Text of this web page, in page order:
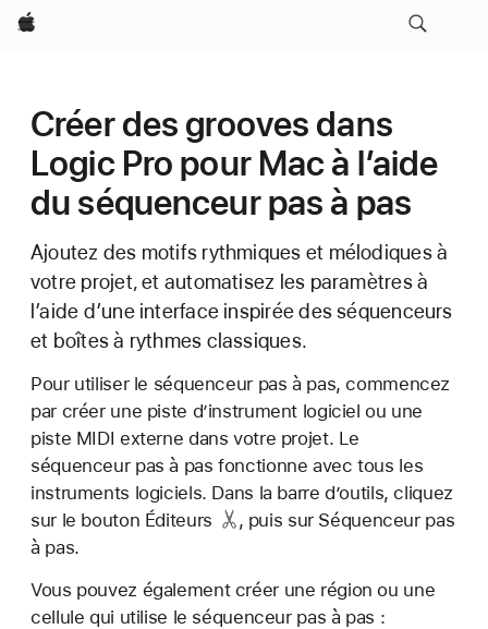
Apple
Créer des grooves dans
Logic Pro pour Mac à l’aide
du séquenceur pas à pas
Ajoutez des motifs rythmiques et mélodiques à
votre projet, et automatisez les paramètres à
l’aide d’une interface inspirée des séquenceurs
et boîtes à rythmes classiques.
Pour utiliser le séquenceur pas à pas, commencez
par créer une piste d’instrument logiciel ou une
piste MIDI externe dans votre projet. Le
séquenceur pas à pas fonctionne avec tous les
instruments logiciels. Dans la barre d’outils, cliquez
sur le bouton Éditeurs
, puis sur Séquenceur pas
à pas.
Vous pouvez également créer une région ou une
cellule qui utilise le séquenceur pas à pas :